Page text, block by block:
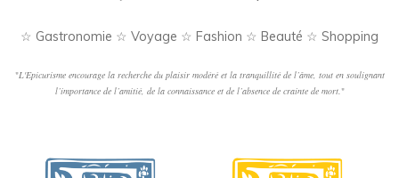
☆ Gastronomie ☆ Voyage ☆ Fashion ☆ Beauté ☆ Shopping
"L'Epicurisme encourage la recherche du plaisir modéré et la tranquillité de l’âme, tout en soulignant
l’importance de l’amitié, de la connaissance et de l’absence de crainte de mort."